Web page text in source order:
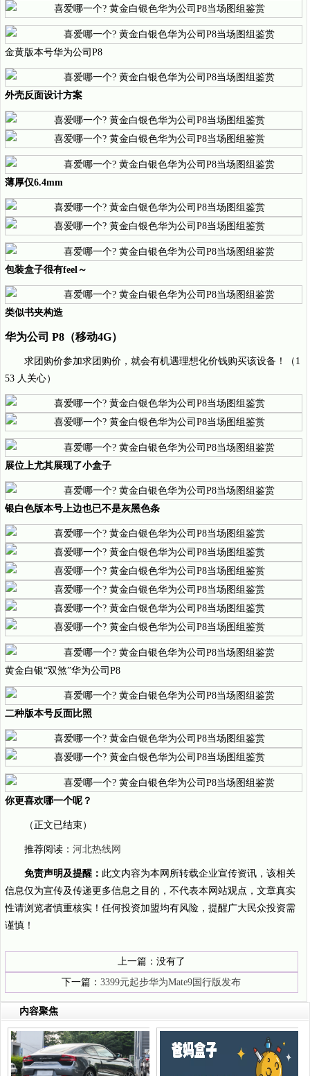
金黄版本号华为公司P8
外壳反面设计方案
薄厚仅6.4mm
包装盒子很有feel～
类似书夹构造
华为公司 P8（移动4G）
求团购价参加求团购价，就会有机遇理想化价钱购买该设备！（1
53 人关心）
展位上尤其展现了小盒子
银白色版本号上边也已不是灰黑色条
黄金白银“双煞”华为公司P8
二种版本号反面比照
你更喜欢哪一个呢？
（正文已结束）
推荐阅读： 河北热线网
免责声明及提醒： 此文内容为本网所转载企业宣传资讯，该相关
信息仅为宣传及传递更多信息之目的，不代表本网站观点，文章真实
性请浏览者慎重核实！任何投资加盟均有风险，提醒广大民众投资需
谨慎！
上一篇：没有了
下一篇：3399元起步华为Mate9国行版发布
内容聚焦